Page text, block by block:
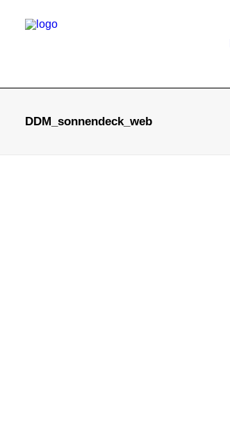
DDM_sonnendeck_web